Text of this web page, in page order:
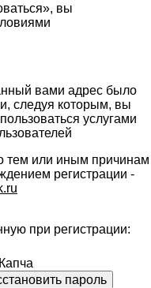
вы
вами адрес было
следуя которым, вы
услугами
тем или иным причинам
регистрации -
при регистрации: